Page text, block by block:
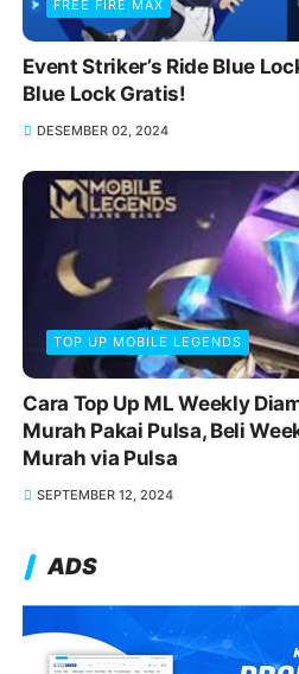
FREE FIRE MAX
Event Striker’s Ride Blue
Blue Lock Gratis!
DESEMBER 02, 2024
TOP UP MOBILE LEGENDS
Cara Top Up ML Weekly
Murah Pakai Pulsa, Beli
Murah via Pulsa
SEPTEMBER 12, 2024
ADS